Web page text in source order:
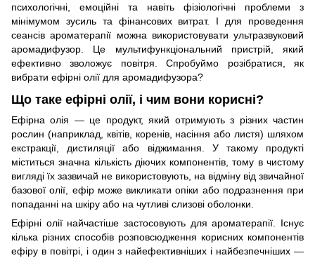
психологічні, емоційні та навіть фізіологічні проблеми з
мінімумом зусиль та фінансових витрат. І для проведення
сеансів ароматерапії можна використовувати ультразвуковий
аромадифузор. Це мультифункціональний пристрій, який
ефективно зволожує повітря. Спробуймо розібратися, як
вибрати ефірні олії для аромадифузора?
Що таке ефірні олії, і чим вони корисні?
Ефірна олія — це продукт, який отримують з різних частин
рослин (наприклад, квітів, коренів, насіння або листя) шляхом
екстракції, дистиляції або віджимання. У такому продукті
міститься значна кількість діючих компонентів, тому в чистому
вигляді їх зазвичай не використовують, на відміну від звичайної
базової олії, ефір може викликати опіки або подразнення при
попаданні на шкіру або на чутливі слизові оболонки.
Ефірні олії найчастіше застосовують для ароматерапії. Існує
кілька різних способів розповсюдження корисних компонентів
ефіру в повітрі, і один з найефективніших і найбезпечніших —